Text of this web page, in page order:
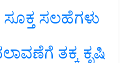
ಸಲಹೆಗಳು
ತಕ್ಕ ಕೃಷಿ